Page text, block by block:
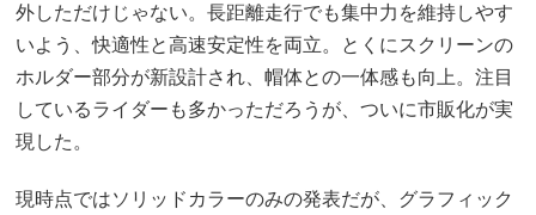
外しただけじゃない。長距離走行でも集中力を維持しやす
いよう、快適性と高速安定性を両立。とくにスクリーンの
ホルダー部分が新設計され、帽体との一体感も向上。注目
しているライダーも多かっただろうが、ついに市販化が実
現した。
現時点ではソリッドカラーのみの発表だが、グラフィック